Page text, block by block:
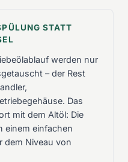
STATT
werden nur
– der Rest
Das
mit dem Altöl: Die
einem einfachen
dem Niveau von